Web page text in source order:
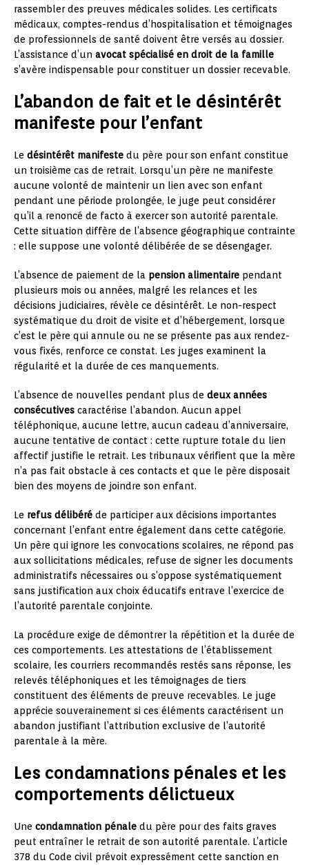
rassembler des preuves médicales solides. Les certificats
médicaux, comptes-rendus d’hospitalisation et témoignages
de professionnels de santé doivent être versés au dossier.
L’assistance d’un avocat spécialisé en droit de la famille
s’avère indispensable pour constituer un dossier recevable.
L’abandon de fait et le désintérêt
manifeste pour l’enfant
Le désintérêt manifeste du père pour son enfant constitue
un troisième cas de retrait. Lorsqu’un père ne manifeste
aucune volonté de maintenir un lien avec son enfant
pendant une période prolongée, le juge peut considérer
qu’il a renoncé de facto à exercer son autorité parentale.
Cette situation diffère de l’absence géographique contrainte
: elle suppose une volonté délibérée de se désengager.
L’absence de paiement de la pension alimentaire pendant
plusieurs mois ou années, malgré les relances et les
décisions judiciaires, révèle ce désintérêt. Le non-respect
systématique du droit de visite et d’hébergement, lorsque
c’est le père qui annule ou ne se présente pas aux rendez-
vous fixés, renforce ce constat. Les juges examinent la
régularité et la durée de ces manquements.
L’absence de nouvelles pendant plus de deux années
consécutives caractérise l’abandon. Aucun appel
téléphonique, aucune lettre, aucun cadeau d’anniversaire,
aucune tentative de contact : cette rupture totale du lien
affectif justifie le retrait. Les tribunaux vérifient que la mère
n’a pas fait obstacle à ces contacts et que le père disposait
bien des moyens de joindre son enfant.
Le refus délibéré de participer aux décisions importantes
concernant l’enfant entre également dans cette catégorie.
Un père qui ignore les convocations scolaires, ne répond pas
aux sollicitations médicales, refuse de signer les documents
administratifs nécessaires ou s’oppose systématiquement
sans justification aux choix éducatifs entrave l’exercice de
l’autorité parentale conjointe.
La procédure exige de démontrer la répétition et la durée de
ces comportements. Les attestations de l’établissement
scolaire, les courriers recommandés restés sans réponse, les
relevés téléphoniques et les témoignages de tiers
constituent des éléments de preuve recevables. Le juge
apprécie souverainement si ces éléments caractérisent un
abandon justifiant l’attribution exclusive de l’autorité
parentale à la mère.
Les condamnations pénales et les
comportements délictueux
Une condamnation pénale du père pour des faits graves
peut entraîner le retrait de son autorité parentale. L’article
378 du Code civil prévoit expressément cette sanction en